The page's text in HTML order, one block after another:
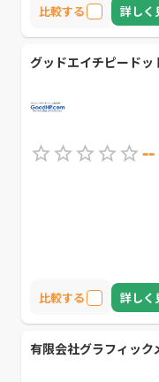
比較する 詳しく
グッドエイチピードッ
--
比較する 詳しく
有限会社グラフィック